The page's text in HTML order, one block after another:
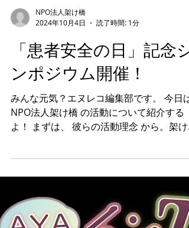
NPO法人架け橋
「患者安全の日」記念シ
ンポジウム開催！
みんな元気？エヌレコ編集部です。 今日は